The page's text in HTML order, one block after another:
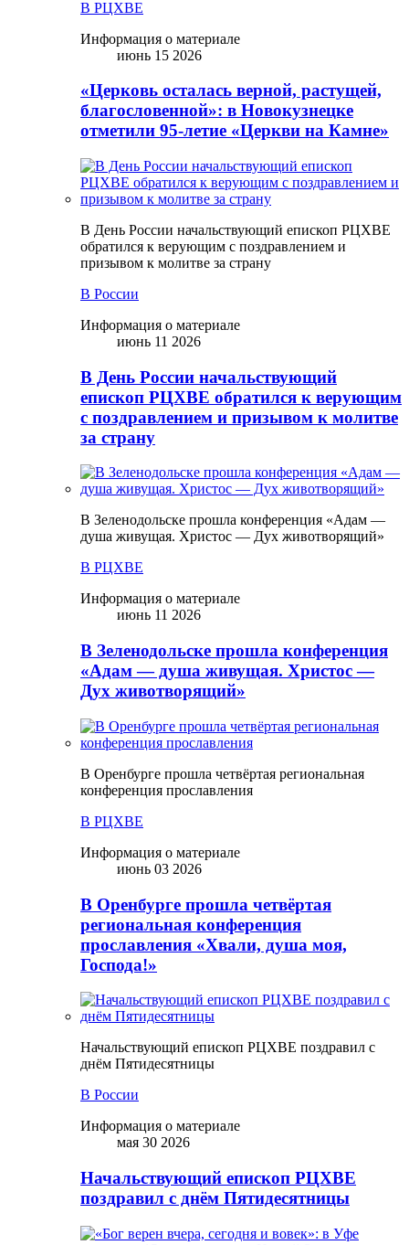
В РЦХВЕ
Информация о материале
июнь 15 2026
«Церковь осталась верной, растущей,
благословенной»: в Новокузнецке
отметили 95-летие «Церкви на Камне»
В День России начальствующий епископ РЦХВЕ
обратился к верующим с поздравлением и
призывом к молитве за страну
В России
Информация о материале
июнь 11 2026
В День России начальствующий
епископ РЦХВЕ обратился к верующим
с поздравлением и призывом к молитве
за страну
В Зеленодольске прошла конференция «Адам —
душа живущая. Христос — Дух животворящий»
В РЦХВЕ
Информация о материале
июнь 11 2026
В Зеленодольске прошла конференция
«Адам — душа живущая. Христос —
Дух животворящий»
В Оренбурге прошла четвёртая региональная
конференция прославления
В РЦХВЕ
Информация о материале
июнь 03 2026
В Оренбурге прошла четвёртая
региональная конференция
прославления «Хвали, душа моя,
Господа!»
Начальствующий епископ РЦХВЕ поздравил с
днём Пятидесятницы
В России
Информация о материале
мая 30 2026
Начальствующий епископ РЦХВЕ
поздравил с днём Пятидесятницы